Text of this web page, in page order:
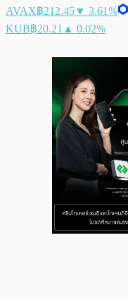
AVAX฿212.45▼ 3.61%
KUB฿20.21 ▲ 0.02%